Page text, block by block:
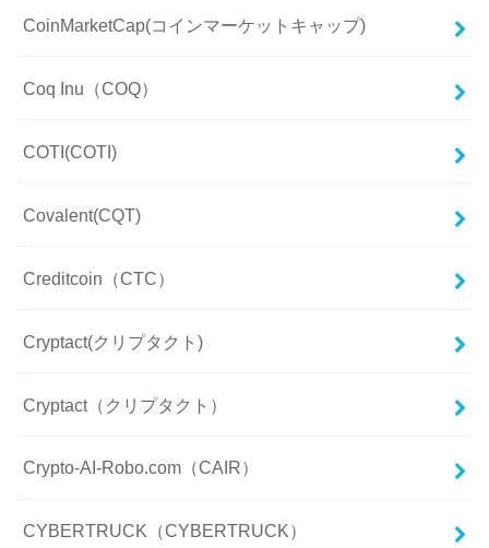
CoinMarketCap(コインマーケットキャップ)
Coq Inu（COQ）
COTI(COTI)
Covalent(CQT)
Creditcoin（CTC）
Cryptact(クリプタクト)
Cryptact（クリプタクト）
Crypto-AI-Robo.com（CAIR）
CYBERTRUCK（CYBERTRUCK）